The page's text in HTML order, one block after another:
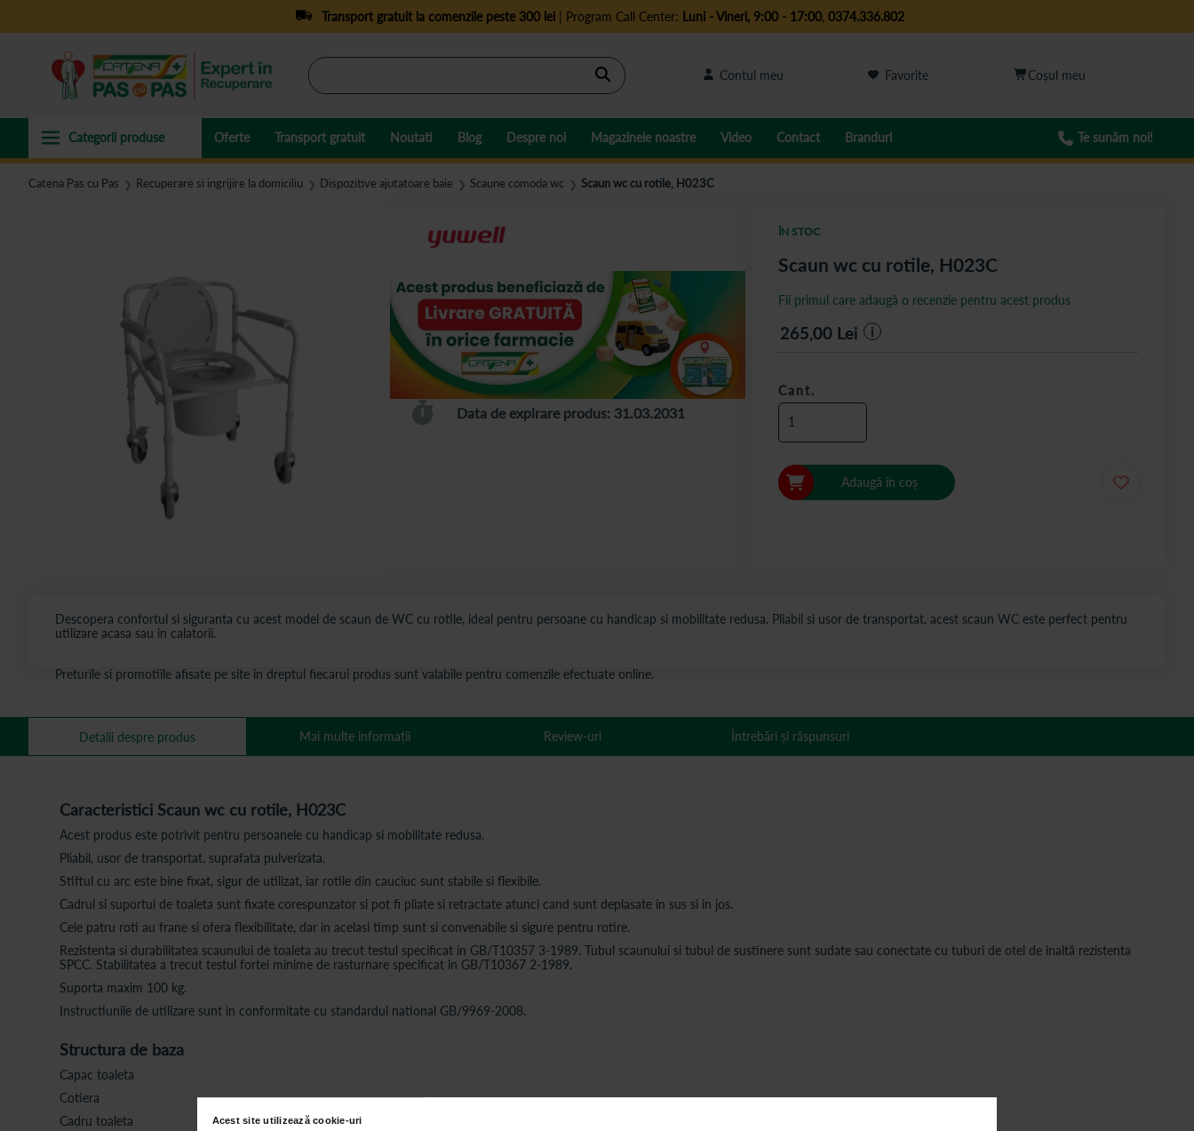
Acest site utilizează cookie-uri
Transport gratuit la comenzile peste 300 lei| Program Call Center: Luni - Vineri, 9:00 - 17:00, 0374.336.802
Cautare Contul meu Favorite
Oferte Transport gratuit Noutati Blog Despre noi Magazinele noastre Video Contact Branduri Te sunăm noi!
Catena Pas cu Pas ❯ Recuperare si ingrijire la domiciliu ❯ Dispozitive ajutatoare baie ❯ Scaune comoda wc ❯ Scaun wc cu rotile, H023C
Data de expirare produs: 31.03.2031
Descopera confortul si siguranta cu acest model de scaun de WC cu rotile, ideal pentru persoane cu handicap si mobilitate redusa. Pliabil si usor de transportat, acest scaun WC este perfect pentru
utilizare acasa sau in calatorii.
Scaun wc cu rotile, H023C
ÎN STOC
Fii primul care adaugă o recenzie pentru acest produs
265,00Lei i
Cant.
Adaugă în coș
Preturile si promotiile afisate pe site in dreptul fiecarui produs sunt valabile pentru comenzile efectuate online.
Detalii despre produs
Caracteristici Scaun wc cu rotile, H023C
Acest produs este potrivit pentru persoanele cu handicap si mobilitate redusa.
Pliabil, usor de transportat, suprafata pulverizata.
Stiftul cu arc este bine fixat, sigur de utilizat, iar rotile din cauciuc sunt stabile si flexibile.
Cadrul si suportul de toaleta sunt fixate corespunzator si pot fi pliate si retractate atunci cand sunt deplasate in sus si in jos.
Cele patru roti au frane si ofera flexibilitate, dar in acelasi timp sunt si convenabile si sigure pentru rotire.
Rezistenta si durabilitatea scaunului de toaleta au trecut testul specificat in GB/T10357 3-1989. Tubul scaunului si tubul de sustinere sunt sudate sau conectate cu tuburi de otel de inaltă rezistenta
SPCC. Stabilitatea a trecut testul fortei minime de rasturnare specificat in GB/T10367 2-1989.
Suporta maxim 100 kg.
Instructiunile de utilizare sunt in conformitate cu standardul national GB/9969-2008.
Structura de baza
Capac toaleta
Cotiera
Cadru toaleta
Mai multe informații Review-uri Întrebări și răspunsuri